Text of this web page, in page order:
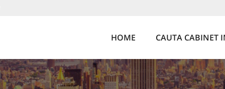
HOME CAUTA CABINET